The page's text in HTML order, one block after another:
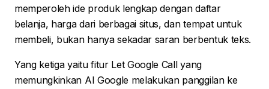
memperoleh ide produk lengkap dengan daftar
belanja, harga dari berbagai situs, dan tempat untuk
membeli, bukan hanya sekadar saran berbentuk teks.
Yang ketiga yaitu fitur Let Google Call yang
memungkinkan AI Google melakukan panggilan ke